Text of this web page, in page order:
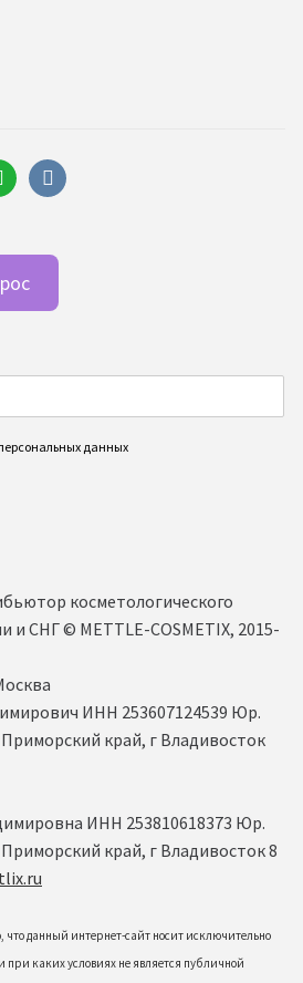
vkontakte
данных
косметологического
и СНГ ©️ METTLE-COSMETIX, 2015-
ИНН 253607124539 Юр.
Приморский край, г Владивосток
ИНН 253810618373 Юр.
край, г Владивосток 8
данный интернет-сайт носит исключительно
каких условиях не является публичной